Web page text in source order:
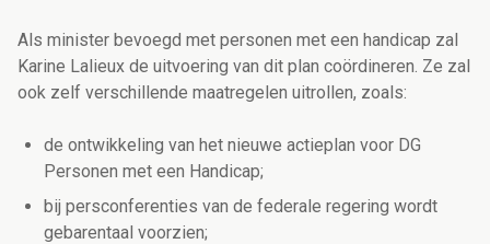
Als minister bevoegd met personen met een handicap zal
Karine Lalieux de uitvoering van dit plan coördineren. Ze zal
ook zelf verschillende maatregelen uitrollen, zoals:
de ontwikkeling van het nieuwe actieplan voor DG
Personen met een Handicap;
bij persconferenties van de federale regering wordt
gebarentaal voorzien;